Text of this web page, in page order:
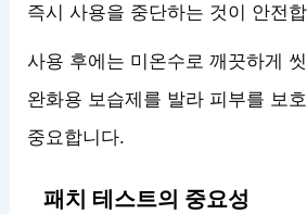
즉시 사용을 중단하는 것이 안전
사용 후에는 미온수로 깨끗하게
완화용 보습제를 발라 피부를 보
중요합니다.
패치 테스트의 중요성